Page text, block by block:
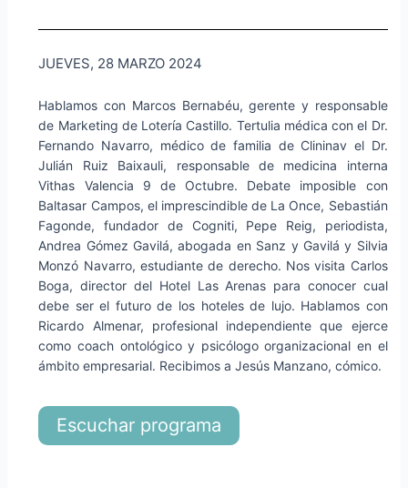
JUEVES, 28 MARZO 2024
Hablamos con Marcos Bernabéu, gerente y responsable
de Marketing de Lotería Castillo. Tertulia médica con el Dr.
Fernando Navarro, médico de familia de Clininav el Dr.
Julián Ruiz Baixauli, responsable de medicina interna
Vithas Valencia 9 de Octubre. Debate imposible con
Baltasar Campos, el imprescindible de La Once, Sebastián
Fagonde, fundador de Cogniti, Pepe Reig, periodista,
Andrea Gómez Gavilá, abogada en Sanz y Gavilá y Silvia
Monzó Navarro, estudiante de derecho. Nos visita Carlos
Boga, director del Hotel Las Arenas para conocer cual
debe ser el futuro de los hoteles de lujo. Hablamos con
Ricardo Almenar, profesional independiente que ejerce
como coach ontológico y psicólogo organizacional en el
ámbito empresarial. Recibimos a Jesús Manzano, cómico.
Escuchar programa